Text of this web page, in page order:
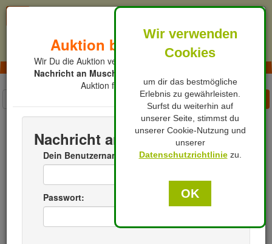
Wir verwenden
Cookies
um dir das bestmögliche
Erlebnis zu gewährleisten.
Surfst du weiterhin auf
unserer Seite, stimmst du
unserer Cookie-Nutzung und
unserer
Datenschutzrichtliniezu.
OK
Ansichtklassisch
Kategorien
Auktion bereits beendet!
Wir Du die Auktion verpasst hast, kannst Du nun eine
Nachricht an Muschifell
Auktion für Dich einzustellen.
Nachricht an Muschifell
Dein Benutzername:
Passwort:
getragen
für Ihn
sonstiges FSK16
Mein getragenen Socken
Für Rubensfans